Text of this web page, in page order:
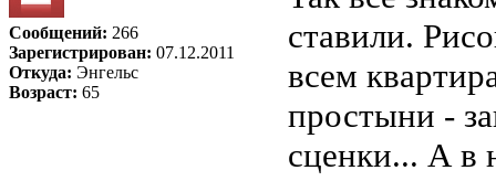
Сообщений: 266
Зарегистрирован: 07.12.2011
Откуда: Энгельс
Возраст: 65
ставили.
всем
простыни -
сценки... А в